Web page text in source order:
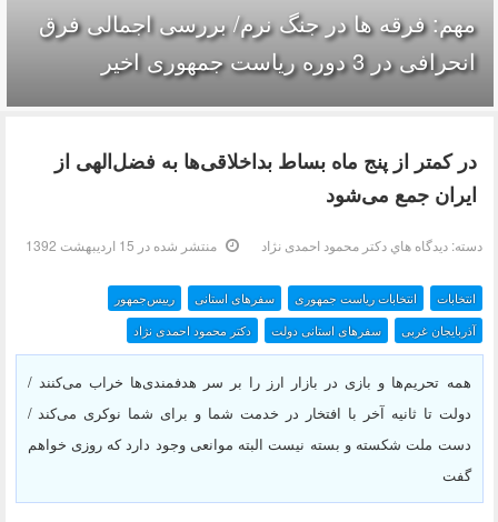
مهم: فرقه ها در جنگ نرم/ بررسی اجمالی فرق
انحرافی در 3 دوره ریاست جمهوری اخیر
در کمتر از پنج ماه بساط بداخلاقی‌ها به فضل‌الهی از
ایران جمع می‌شود
دسته:ديدگاه هاي دکتر محمود احمدی نژاد منتشر شده در 15 ارديبهشت 1392
انتخابات انتخابات ریاست جمهوری سفرهای استانی
رییس‌جمهور
دکتر محمود احمدی نژاد
سفرهای استانی دولت آذربایجان غربی
همه تحریم‌ها و بازی در بازار ارز را بر سر هدفمندی‌ها خراب می‌کنند /
دولت تا ثانیه آخر با افتخار در خدمت شما و برای شما نوکری می‌کند /
دست ملت شکسته و بسته نیست البته موانعی وجود دارد که روزی خواهم
گفت